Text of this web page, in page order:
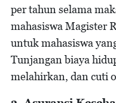
per tahun selama
mahasiswa Magister
untuk mahasiswa
Tunjangan biaya
melahirkan, dan cuti